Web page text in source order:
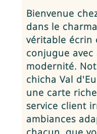
Bienvenue
dans le
véritable écrin
conjugue
modernité.
chicha Val
une carte
service client
ambiances